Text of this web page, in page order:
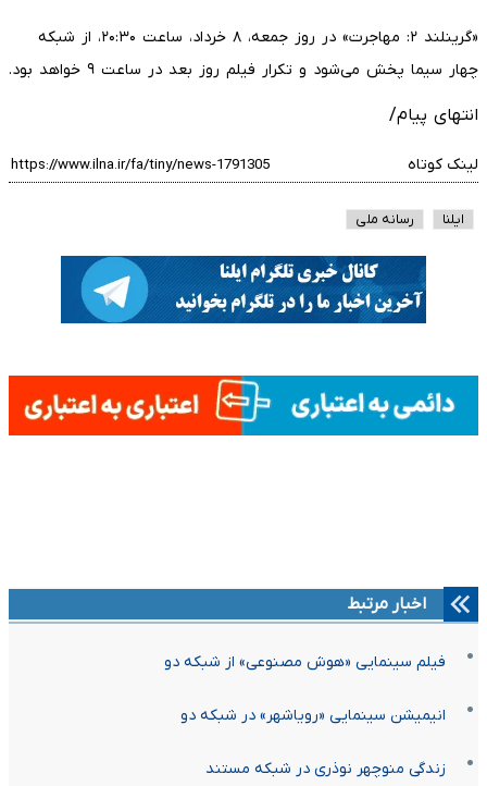
«گرینلند ۲: مهاجرت» در روز جمعه، ۸ خرداد، ساعت ۲۰:۳۰، از شبکه
چهار سیما پخش می‌شود و تکرار فیلم روز بعد در ساعت ۹ خواهد بود.
انتهای پیام/
لینک کوتاه
ایلنا رسانه ملی
اخبار مرتبط
فیلم سینمایی «هوش مصنوعی» از شبکه دو
انیمیشن سینمایی «رویاشهر» در شبکه دو
زندگی منوچهر نوذری در شبکه مستند